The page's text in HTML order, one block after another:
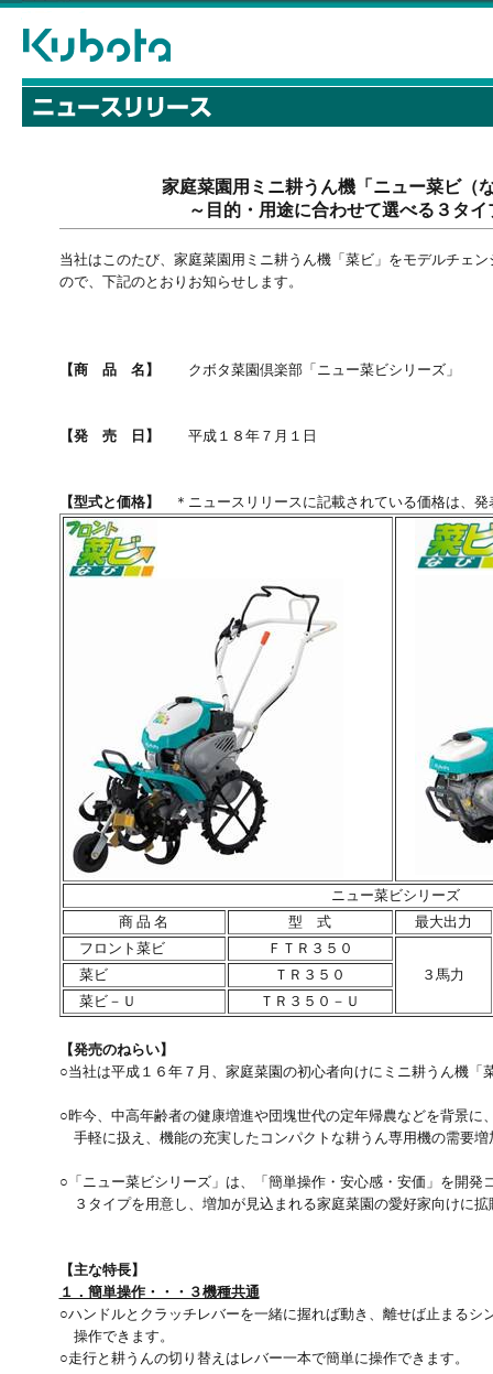
家庭菜園用ミニ耕うん機「ニュー菜ビ（
～目的・用途に合わせて選べる３タ
当社はこのたび、家庭菜園用ミニ耕うん機「菜ビ」をモデルチェ
ので、下記のとおりお知らせします。
【商 品 名】 クボタ菜園倶楽部「ニュー菜ビシリーズ」
【発 売 日】 平成１８年７月１日
【型式と価格】 ＊ニュースリリースに記載されている価格は、発
ニュー菜ビシリーズ
商 品 名
型 式
最大出力
フロント菜ビ
ＦＴＲ３５０
３馬力
菜ビ
ＴＲ３５０
菜ビ－Ｕ
ＴＲ３５０－Ｕ
【発売のねらい】
○当社は平成１６年７月、家庭菜園の初心者向けにミニ耕うん機「
○昨今、中高年齢者の健康増進や団塊世代の定年帰農などを背景に
手軽に扱え、機能の充実したコンパクトな耕うん専用機の需要増
○「ニュー菜ビシリーズ」は、「簡単操作・安心感・安価」を開発
３タイプを用意し、増加が見込まれる家庭菜園の愛好家向けに拡
【主な特長】
１．簡単操作・・・３機種共通
○ハンドルとクラッチレバーを一緒に握れば動き、離せば止まるシ
操作できます。
○走行と耕うんの切り替えはレバー一本で簡単に操作できます。